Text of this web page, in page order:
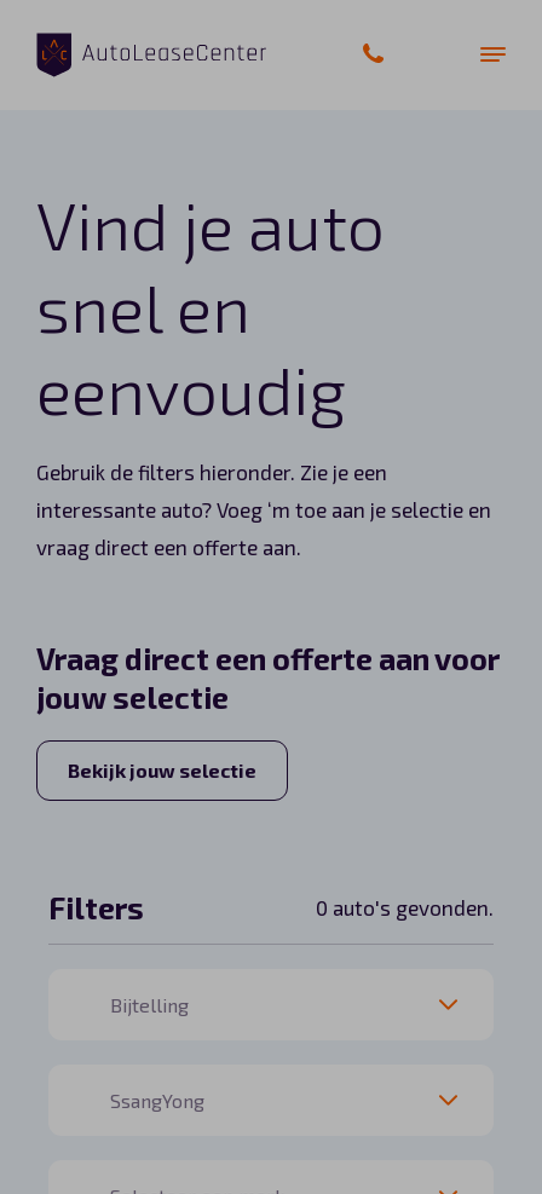
Vind je auto
snel en
eenvoudig
Gebruik de filters hieronder. Zie je een
interessante auto? Voeg ‘m toe aan je selectie en
vraag direct een offerte aan.
Vraag direct een offerte aan voor
jouw selectie
Bekijk jouw selectie
Filters 0 auto's gevonden.
Zakelijke auto’s
Elektrische auto’s
Wagenparkbeheer
Shortlease
Vragen?
Over ons